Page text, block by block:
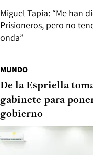
Miguel Tapia: “Me han
Prisioneros, pero no
onda”
MUNDO
De la Espriella
gabinete para
gobierno